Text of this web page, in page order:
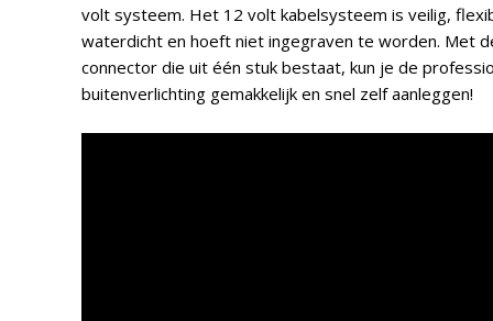
volt systeem. Het 12 volt kabelsysteem is veilig,
waterdicht en hoeft niet ingegraven te worden. Met
connector die uit één stuk bestaat, kun je de
buitenverlichting gemakkelijk en snel zelf aanleggen!